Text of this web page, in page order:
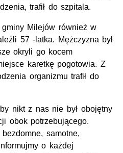
trafił do szpitala.
Milejów również w
57 -latka. Mężczyzna był
okryli go kocem
karetkę pogotowia. Z
organizmu trafił do
nikt z nas nie był obojętny
obok potrzebującego.
samotne,
o każdej